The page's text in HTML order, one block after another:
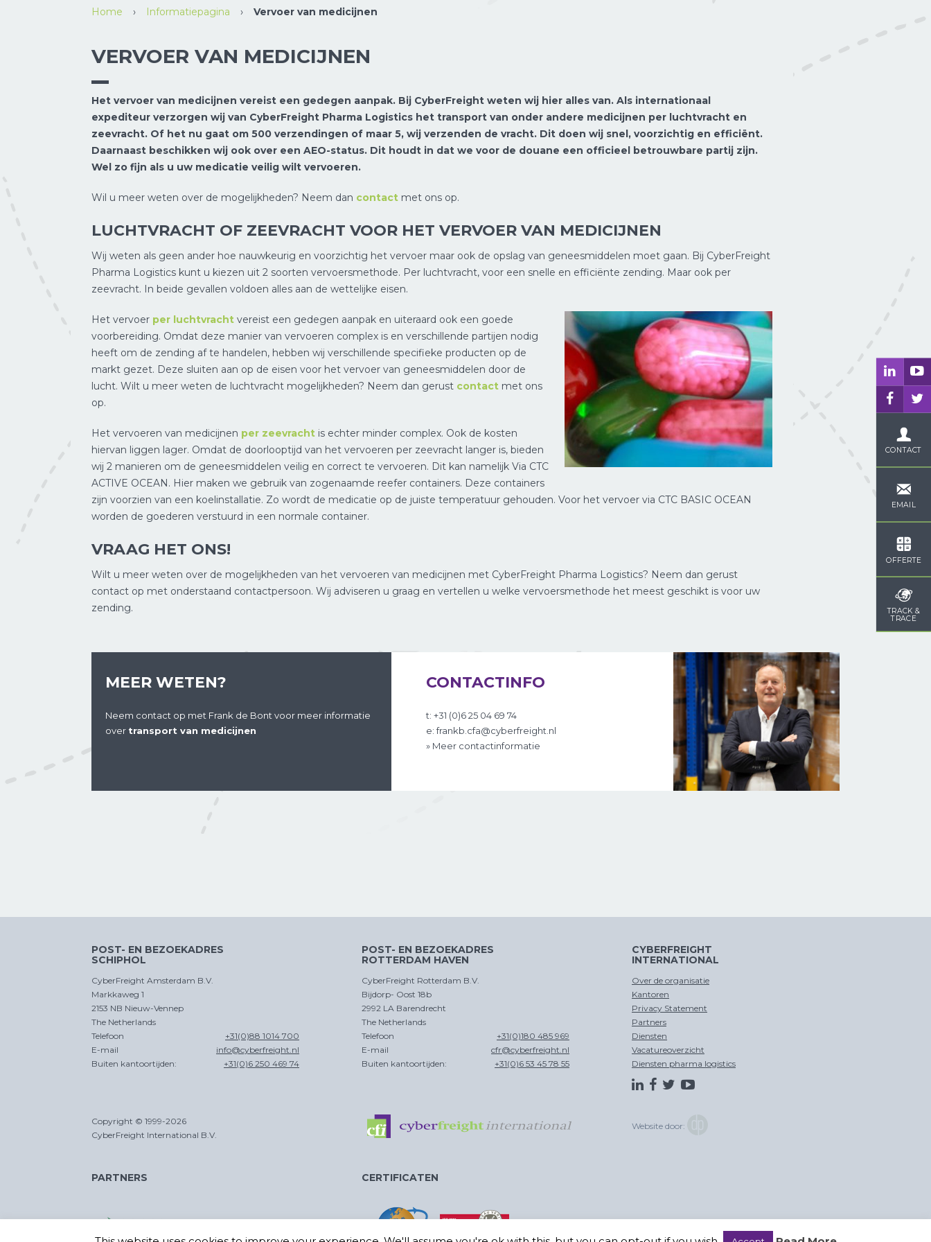
CONTACT
EMAIL
OFFERTE
TRACK &
TRACE
Home › Informatiepagina › Vervoer van medicijnen
VERVOER VAN MEDICIJNEN
Het vervoer van medicijnen vereist een gedegen aanpak. Bij CyberFreight weten wij hier alles van. Als internationaal
expediteur verzorgen wij van CyberFreight Pharma Logistics het transport van onder andere medicijnen per luchtvracht en
zeevracht. Of het nu gaat om 500 verzendingen of maar 5, wij verzenden de vracht. Dit doen wij snel, voorzichtig en efficiënt.
Daarnaast beschikken wij ook over een AEO-status. Dit houdt in dat we voor de douane een officieel betrouwbare partij zijn.
Wel zo fijn als u uw medicatie veilig wilt vervoeren.
Wil u meer weten over de mogelijkheden? Neem dan contact met ons op.
LUCHTVRACHT OF ZEEVRACHT VOOR HET VERVOER VAN MEDICIJNEN
Wij weten als geen ander hoe nauwkeurig en voorzichtig het vervoer maar ook de opslag van geneesmiddelen moet gaan. Bij CyberFreight
Pharma Logistics kunt u kiezen uit 2 soorten vervoersmethode. Per luchtvracht, voor een snelle en efficiënte zending. Maar ook per
zeevracht. In beide gevallen voldoen alles aan de wettelijke eisen.
Het vervoer per luchtvracht vereist een gedegen aanpak en uiteraard ook een goede
voorbereiding. Omdat deze manier van vervoeren complex is en verschillende partijen nodig
heeft om de zending af te handelen, hebben wij verschillende specifieke producten op de
markt gezet. Deze sluiten aan op de eisen voor het vervoer van geneesmiddelen door de
lucht. Wilt u meer weten de luchtvracht mogelijkheden? Neem dan gerust contact met ons
op.
Het vervoeren van medicijnen per zeevracht is echter minder complex. Ook de kosten
hiervan liggen lager. Omdat de doorlooptijd van het vervoeren per zeevracht langer is, bieden
wij 2 manieren om de geneesmiddelen veilig en correct te vervoeren. Dit kan namelijk Via CTC
ACTIVE OCEAN. Hier maken we gebruik van zogenaamde reefer containers. Deze containers
zijn voorzien van een koelinstallatie. Zo wordt de medicatie op de juiste temperatuur gehouden. Voor het vervoer via CTC BASIC OCEAN
worden de goederen verstuurd in een normale container.
VRAAG HET ONS!
Wilt u meer weten over de mogelijkheden van het vervoeren van medicijnen met CyberFreight Pharma Logistics? Neem dan gerust
contact op met onderstaand contactpersoon. Wij adviseren u graag en vertellen u welke vervoersmethode het meest geschikt is voor uw
zending.
MEER WETEN?
Neem contact op met Frank de Bont voor meer informatie
over transport van medicijnen
CONTACTINFO
t: +31 (0)6 25 04 69 74
e: frankb.cfa@cyberfreight.nl
» Meer contactinformatie
POST- EN BEZOEKADRES
SCHIPHOL
CyberFreight Amsterdam B.V.
Markkaweg 1
2153 NB Nieuw-Vennep
The Netherlands
Telefoon
+31(0)88 1014 700
E-mail
info@cyberfreight.nl
Buiten kantoortijden:
+31(0)6 250 469 74
POST- EN BEZOEKADRES
ROTTERDAM HAVEN
CyberFreight Rotterdam B.V.
Bijdorp- Oost 18b
2992 LA Barendrecht
The Netherlands
Telefoon
+31(0)180 485 969
E-mail
cfr@cyberfreight.nl
Buiten kantoortijden:
+31(0)6 53 45 78 55
CYBERFREIGHT
INTERNATIONAL
Over de organisatie
Kantoren
Privacy Statement
Partners
Diensten
Vacatureoverzicht
Diensten pharma logistics
Copyright © 1999-2026
CyberFreight International B.V.
Website door:
PARTNERS CERTIFICATEN